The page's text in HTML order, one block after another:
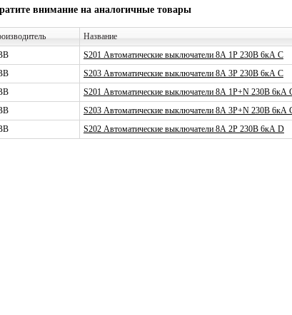
внимание на аналогичные товары
Название
S201 Автоматические выключатели 8А 1P 230В 6кА C
S203 Автоматические выключатели 8А 3P 230В 6кА C
S201 Автоматические выключатели 8А 1P+N 230В 6кА
S203 Автоматические выключатели 8А 3P+N 230В 6кА
S202 Автоматические выключатели 8А 2P 230В 6кА D